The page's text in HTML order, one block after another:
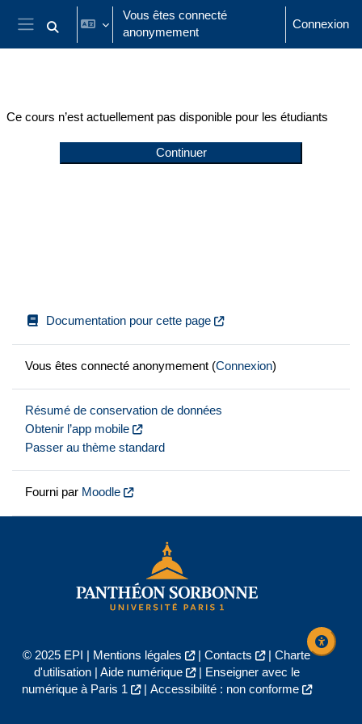
Passer au contenu principal
Panneau latéral
Activer/désactiver la saisie de recherche
Vous êtes connecté
anonymement
Connexion
Ce cours n’est actuellement pas disponible pour les étudiants
Continuer
Documentation pour cette page
Vous êtes connecté anonymement (Connexion)
Résumé de conservation de données
Obtenir l’app mobile
Passer au thème standard
Fourni par Moodle
© 2025 EPI | Mentions légales | Contacts | Charte
d'utilisation| Aide numérique |
Enseigner avec le
numérique à Paris 1
| Accessibilité : non conforme